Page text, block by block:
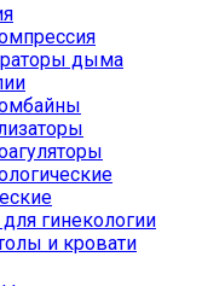
дыма
гинекологии
и кровати